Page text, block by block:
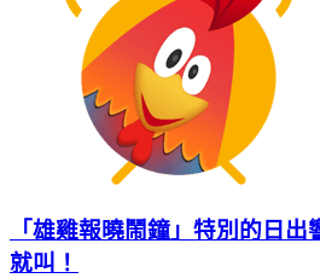
「雄雞報曉鬧鐘」特別的日
就叫！